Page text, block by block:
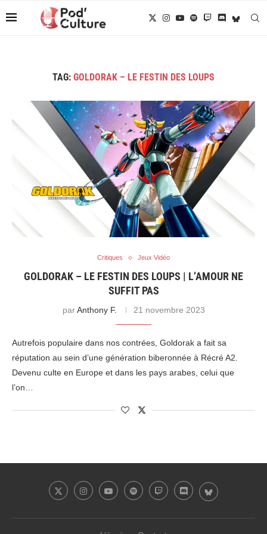
TAG: GOLDORAK – LE FESTIN DES LOUPS
Critiques Jeux Vidéo
GOLDORAK – LE FESTIN DES LOUPS | L’AMOUR NE
SUFFIT PAS
parAnthony F. 21 novembre 2023
Autrefois populaire dans nos contrées, Goldorak a fait sa
réputation au sein d’une génération biberonnée à Récré A2.
Devenu culte en Europe et dans les pays arabes, celui que
l’on…